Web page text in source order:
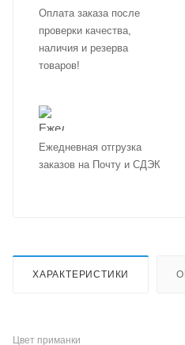
Оплата заказа после
проверки качества,
наличия и резерва
товаров!
Ежедневная отгрузка
заказов на Почту и СДЭК
ХАРАКТЕРИСТИКИ
Цвет приманки